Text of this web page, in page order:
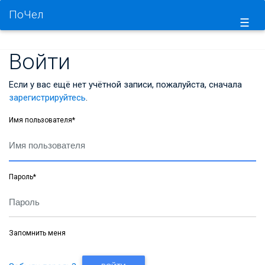
☰
ПоЧел
Войти
Если у вас ещё нет учётной записи, пожалуйста, сначала
зарегистрируйтесь.
Имя пользователя*
Пароль*
Запомнить меня